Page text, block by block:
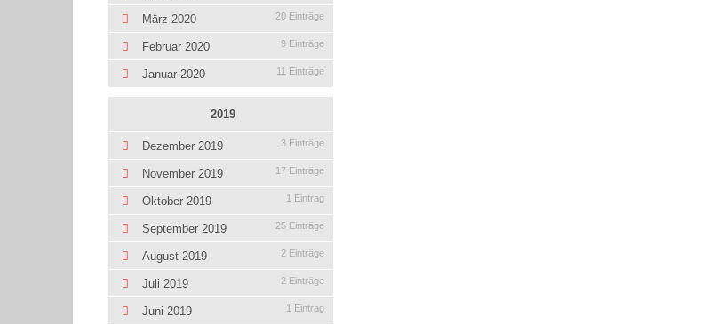
März 2020 20 Einträge
Februar 2020 9 Einträge
Januar 2020 11 Einträge
2019
Dezember 2019 3 Einträge
November 2019 17 Einträge
Oktober 2019 1 Eintrag
September 2019 25 Einträge
August 2019 2 Einträge
Juli 2019 2 Einträge
Juni 2019 1 Eintrag